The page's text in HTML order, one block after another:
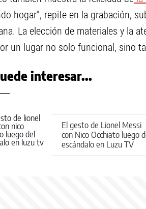
hogar”, repite en la grabación,
La elección de materiales y la
un lugar no solo funcional, sino
interesar...
El gesto de Lionel Messi
con Nico Occhiato luego
escándalo en Luzu TV